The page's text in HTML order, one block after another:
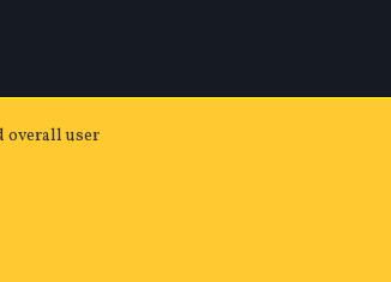
overall user